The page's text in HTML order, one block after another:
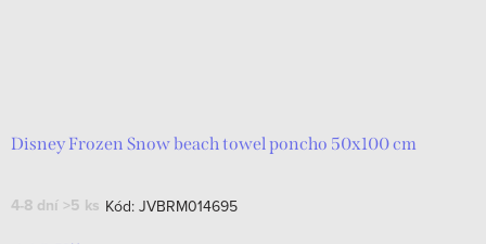
Disney Frozen Snow beach towel poncho 50x100 cm
4-8 dní >5 ks Kód: JVBRM014695